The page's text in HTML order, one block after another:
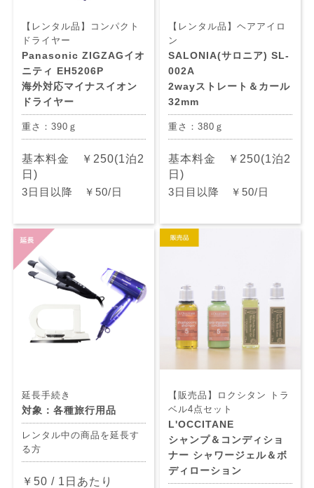
【レンタル品】コンパクト
ドライヤー
Panasonic ZIGZAGイオ
ニティ EH5206P
海外対応マイナスイオン
ドライヤー
重さ：390ｇ
基本料金 ￥250(1泊2
日)
3日目以降 ￥50/日
【レンタル品】ヘアアイロ
ン
SALONIA(サロニア) SL-
002A
2wayストレート＆カール
32mm
重さ：380ｇ
基本料金 ￥250(1泊2
日)
3日目以降 ￥50/日
延長手続き
対象：各種旅行用品
レンタル中の商品を延長す
る方
￥50 / 1日あたり
【販売品】ロクシタン トラ
ベル4点セット
L'OCCITANE
シャンプ＆コンディショ
ナー シャワージェル＆ボ
ディローション